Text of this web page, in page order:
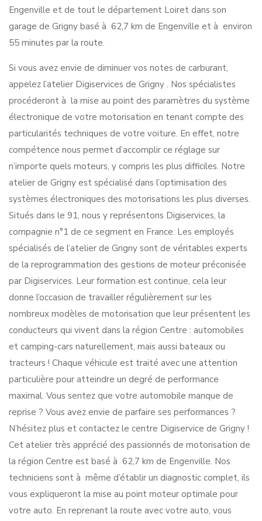
Engenville et de tout le département Loiret dans son
garage de Grigny basé à 62,7 km de Engenville et à environ
55 minutes par la route.
Si vous avez envie de diminuer vos notes de carburant,
appelez l’atelier Digiservices de Grigny . Nos spécialistes
procéderont à la mise au point des paramètres du système
électronique de votre motorisation en tenant compte des
particularités techniques de votre voiture. En effet, notre
compétence nous permet d’accomplir ce réglage sur
n’importe quels moteurs, y compris les plus difficiles. Notre
atelier de Grigny est spécialisé dans l’optimisation des
systèmes électroniques des motorisations les plus diverses.
Situés dans le 91, nous y représentons Digiservices, la
compagnie n°1 de ce segment en France. Les employés
spécialisés de l’atelier de Grigny sont de véritables experts
de la reprogrammation des gestions de moteur préconisée
par Digiservices. Leur formation est continue, cela leur
donne l’occasion de travailler régulièrement sur les
nombreux modèles de motorisation que leur présentent les
conducteurs qui vivent dans la région Centre : automobiles
et camping-cars naturellement, mais aussi bateaux ou
tracteurs ! Chaque véhicule est traité avec une attention
particulière pour atteindre un degré de performance
maximal. Vous sentez que votre automobile manque de
reprise ? Vous avez envie de parfaire ses performances ?
N’hésitez plus et contactez le centre Digiservice de Grigny !
Cet atelier très apprécié des passionnés de motorisation de
la région Centre est basé à 62,7 km de Engenville. Nos
techniciens sont à même d’établir un diagnostic complet, ils
vous expliqueront la mise au point moteur optimale pour
votre auto. En reprenant la route avec votre auto, vous